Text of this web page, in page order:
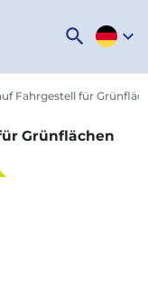
search expand_more
Fahrgestell für
Grünflächen